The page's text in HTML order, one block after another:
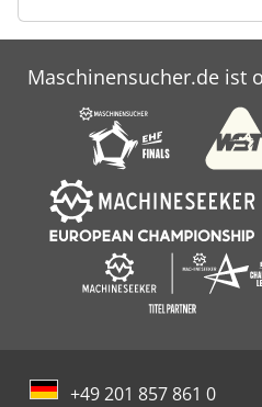
Maschinensucher.de ist
+49 201 857 861 0